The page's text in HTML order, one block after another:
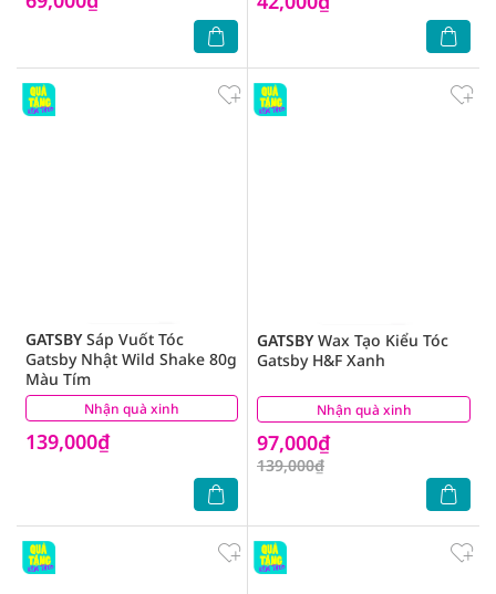
Nhận quà xinh
GATSBYSáp Vuốt Tóc
Gatsby Nhật Wild Shake 80g
Màu Tím
139,000₫
(1) Nhận quà xinh
GATSBYWax Tạo Kiểu Tóc
Gatsby H&F Xanh
97,000₫
139,000₫
(1)